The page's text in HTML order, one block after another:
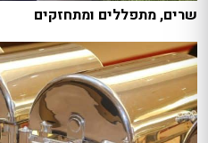
שרים, מתפללים ומתחזקים